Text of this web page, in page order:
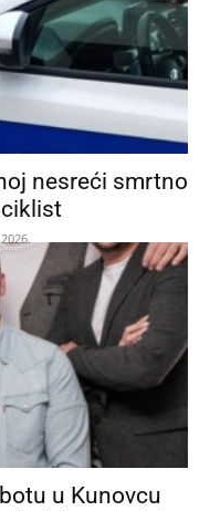
nesreći smrtno
u Kunovcu